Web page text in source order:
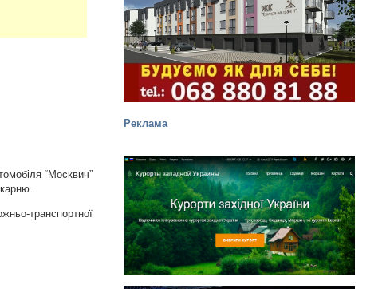
Реклама
“Москвич”
транспортної